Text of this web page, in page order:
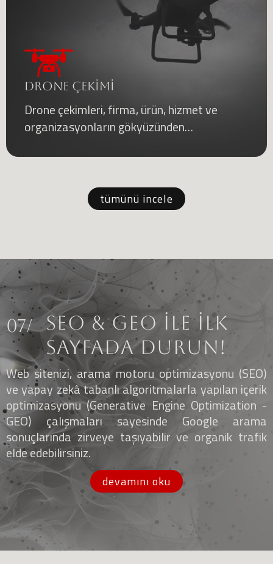
DRONE ÇEKİMİ
Drone çekimleri, firma, ürün, hizmet ve
organizasyonların gökyüzünden
çözümlerdir.
tümünü incele
07/ SEO & GEO İLE İLK
SAYFADA DURUN!
Web sitenizi, arama motoru optimizasyonu (SEO)
ve yapay zekâ tabanlı algoritmalarla yapılan içerik
optimizasyonu (Generative Engine Optimization -
GEO) çalışmaları sayesinde Google arama
sonuçlarında zirveye taşıyabilir ve organik trafik
elde edebilirsiniz.
devamını oku